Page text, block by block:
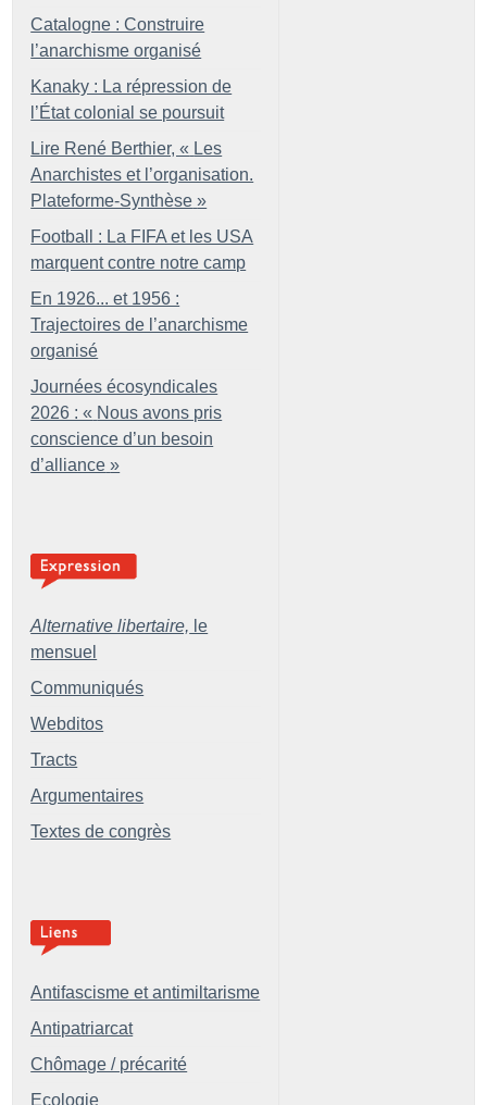
Catalogne : Construire
l’anarchisme organisé
Kanaky : La répression de
l’État colonial se poursuit
Lire René Berthier, « Les
Anarchistes et l’organisation.
Plateforme-Synthèse »
Football : La FIFA et les USA
marquent contre notre camp
En 1926... et 1956 :
Trajectoires de l’anarchisme
organisé
Journées écosyndicales
2026 : « Nous avons pris
conscience d’un besoin
d’alliance »
Alternative libertaire, le
mensuel
Communiqués
Webditos
Tracts
Argumentaires
Textes de congrès
Antifascisme et antimiltarisme
Antipatriarcat
Chômage / précarité
Ecologie